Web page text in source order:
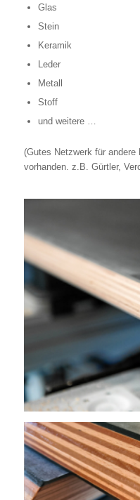
Glas
Stein
Keramik
Leder
Metall
Stoff
und weitere …
(Gutes Netzwerk für andere
vorhanden. z.B. Gürtler,